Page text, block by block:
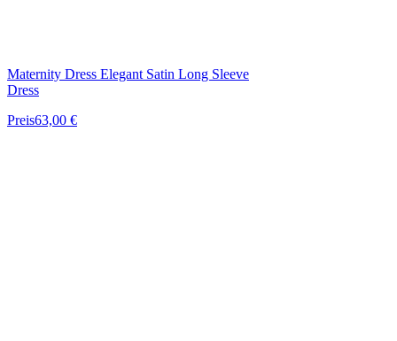
Maternity Dress Elegant Satin Long Sleeve
Dress
Preis63,00 €